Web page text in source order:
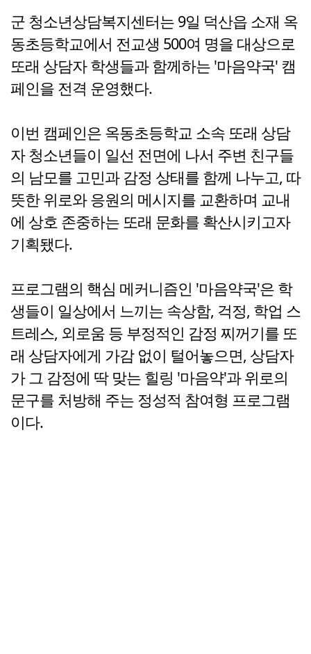
군 청소년상담복지센터는 9일 덕산읍 소재 옥
동초등학교에서 전교생 500여 명을 대상으로
또래 상담자 학생들과 함께하는 '마음약국' 캠
페인을 전격 운영했다.
이번 캠페인은 옥동초등학교 소속 또래 상담
자 청소년들이 일선 전면에 나서 주변 친구들
의 남모를 고민과 감정 상태를 함께 나누고, 따
뜻한 위로와 응원의 메시지를 교환하며 교내
에 상호 존중하는 또래 문화를 확산시키고자
기획됐다.
프로그램의 핵심 메커니즘인 '마음약국'은 학
생들이 일상에서 느끼는 속상함, 걱정, 학업 스
트레스, 외로움 등 부정적인 감정 찌꺼기를 또
래 상담자에게 가감 없이 털어놓으면, 상담자
가 그 감정에 딱 맞는 힐링 '마음약'과 위로의
문구를 처방해 주는 정성적 참여형 프로그램
이다.